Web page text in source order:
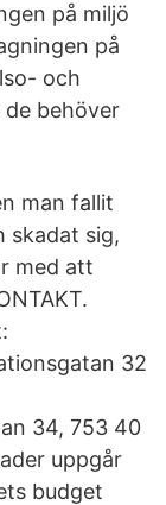
på miljö
på
och
de behöver
man fallit
skadat sig,
med att
32
34, 753 40
uppgår
budget